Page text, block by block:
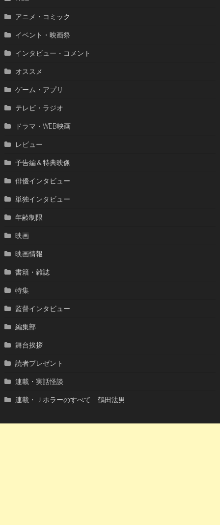
アニメ・コミック
イベント・映画祭
インタビュー・コメント
オススメ
ゲーム・アプリ
テレビ・ラジオ
ドラマ・WEB映画
レビュー
予告編＆特典映像
俳優インタビュー
単独インタビュー
年齢制限
映画
映画情報
書籍・雑誌
特集
監督インタビュー
編集部
舞台挨拶
読者プレゼント
連載・実話怪談
連載・Ｊホラーのすべて 鶴田法男